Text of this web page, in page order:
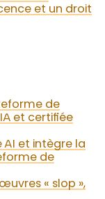
et un droit
de
et certifiée
AI et intègre la
de
« slop »,